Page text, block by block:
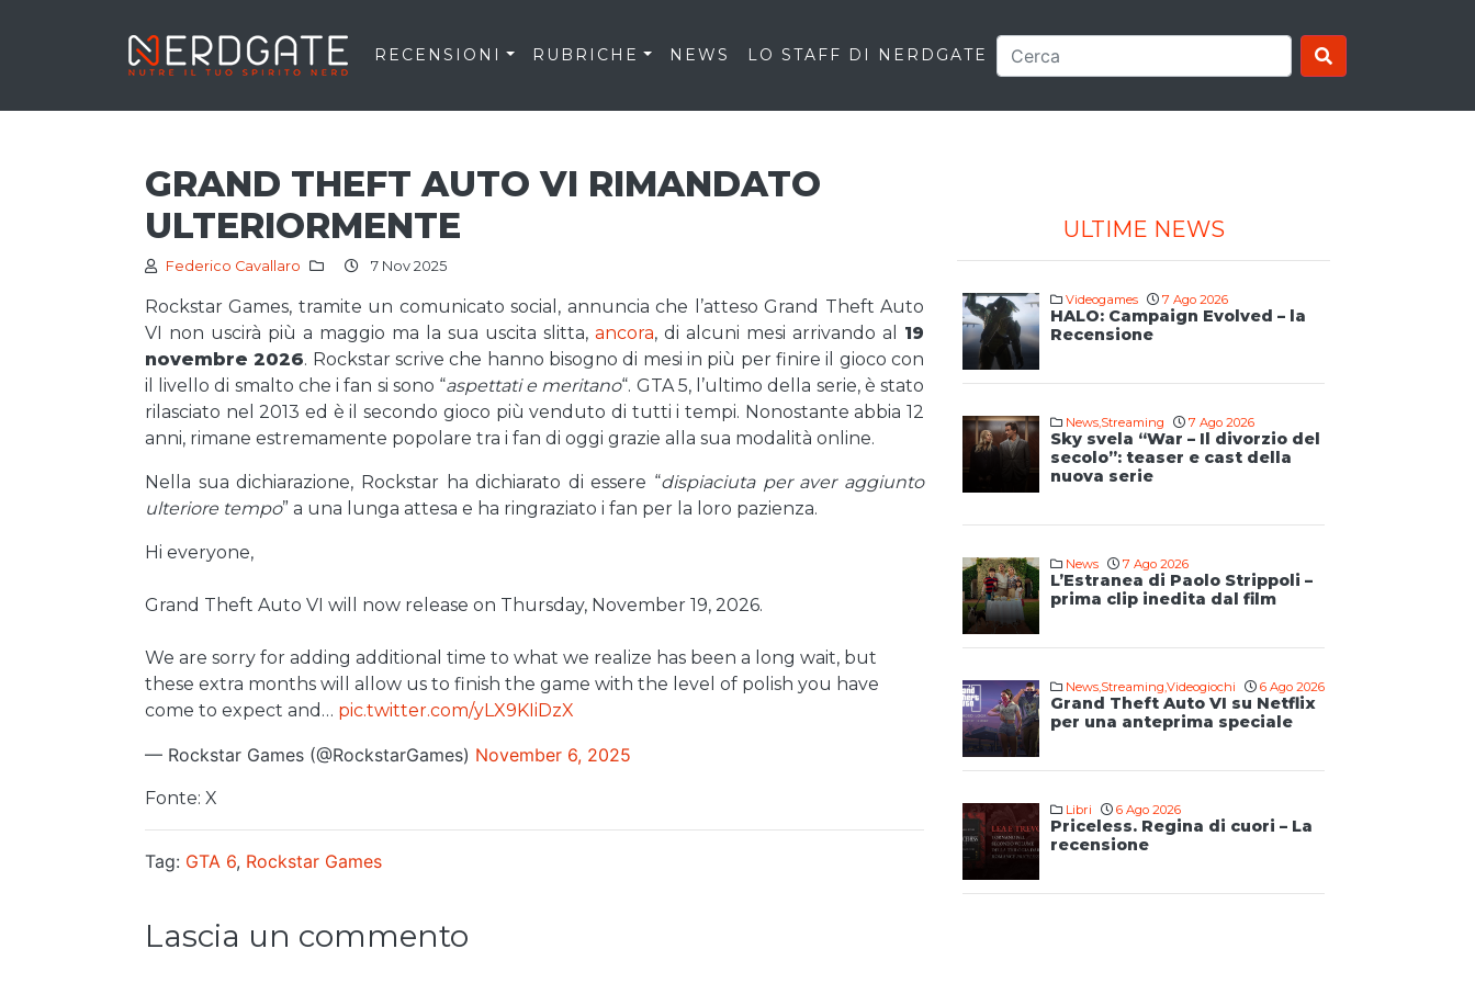
RECENSIONI RUBRICHE NEWS LO STAFF DI NERDGATE
GRAND THEFT AUTO VI RIMANDATO
ULTERIORMENTE
Federico Cavallaro 7 Nov 2025
Rockstar Games, tramite un comunicato social, annuncia che l’atteso Grand Theft Auto
VI non uscirà più a maggio ma la sua uscita slitta, ancora, di alcuni mesi arrivando al 19
novembre 2026. Rockstar scrive che hanno bisogno di mesi in più per finire il gioco con
il livello di smalto che i fan si sono “aspettati e meritano“. GTA 5, l’ultimo della serie, è stato
rilasciato nel 2013 ed è il secondo gioco più venduto di tutti i tempi. Nonostante abbia 12
anni, rimane estremamente popolare tra i fan di oggi grazie alla sua modalità online.
Nella sua dichiarazione, Rockstar ha dichiarato di essere “dispiaciuta per aver aggiunto
ulteriore tempo” a una lunga attesa e ha ringraziato i fan per la loro pazienza.
Hi everyone,
Grand Theft Auto VI will now release on Thursday, November 19, 2026.
We are sorry for adding additional time to what we realize has been a long wait, but
these extra months will allow us to finish the game with the level of polish you have
come to expect and… pic.twitter.com/yLX9KIiDzX
— Rockstar Games (@RockstarGames) November 6, 2025
Fonte: X
Tag: GTA 6, Rockstar Games
Lascia un commento
ULTIME NEWS
Videogames 7 Ago 2026
HALO: Campaign Evolved – la
Recensione
News,Streaming 7 Ago 2026
Sky svela “War – Il divorzio del
secolo”: teaser e cast della
nuova serie
News 7 Ago 2026
L’Estranea di Paolo Strippoli –
prima clip inedita dal film
News,Streaming,Videogiochi 6 Ago 2026
Grand Theft Auto VI su Netflix
per una anteprima speciale
Libri 6 Ago 2026
Priceless. Regina di cuori – La
recensione